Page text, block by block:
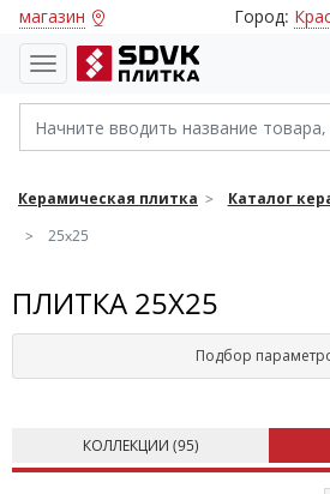
магазин Город:
Керамическая плитка
Каталог
25x25
ПЛИТКА 25X25
Подбор
КОЛЛЕКЦИИ (95)